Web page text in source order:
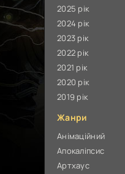
2025 рік
2024 рік
2023 рік
2022 рік
2021 рік
2020 рік
2019 рік
Жанри
Анімаційний
Апокаліпсис
Артхаус